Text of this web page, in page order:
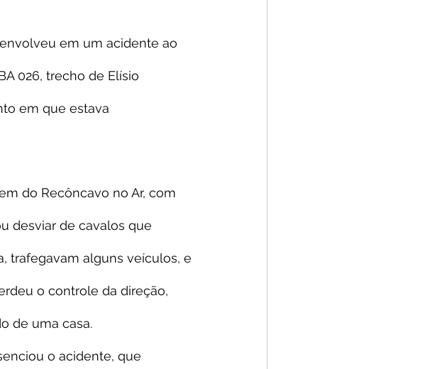
em um acidente ao
026, trecho de Elísio
em que estava
do Recôncavo no Ar, com
desviar de cavalos que
trafegavam alguns veículos, e
o controle da direção,
de uma casa.
o acidente, que